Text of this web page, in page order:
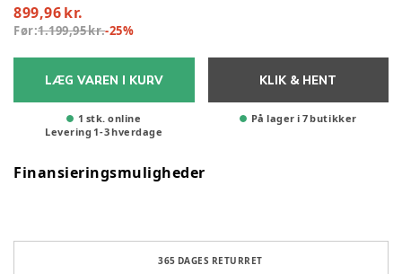
899,96 kr.
Før:1.199,95 kr.-25%
LÆG VAREN I KURV
1 stk. online
Levering 1-3hverdage
KLIK & HENT
På lager i 7 butikker
Finansieringsmuligheder
365 DAGES RETURRET